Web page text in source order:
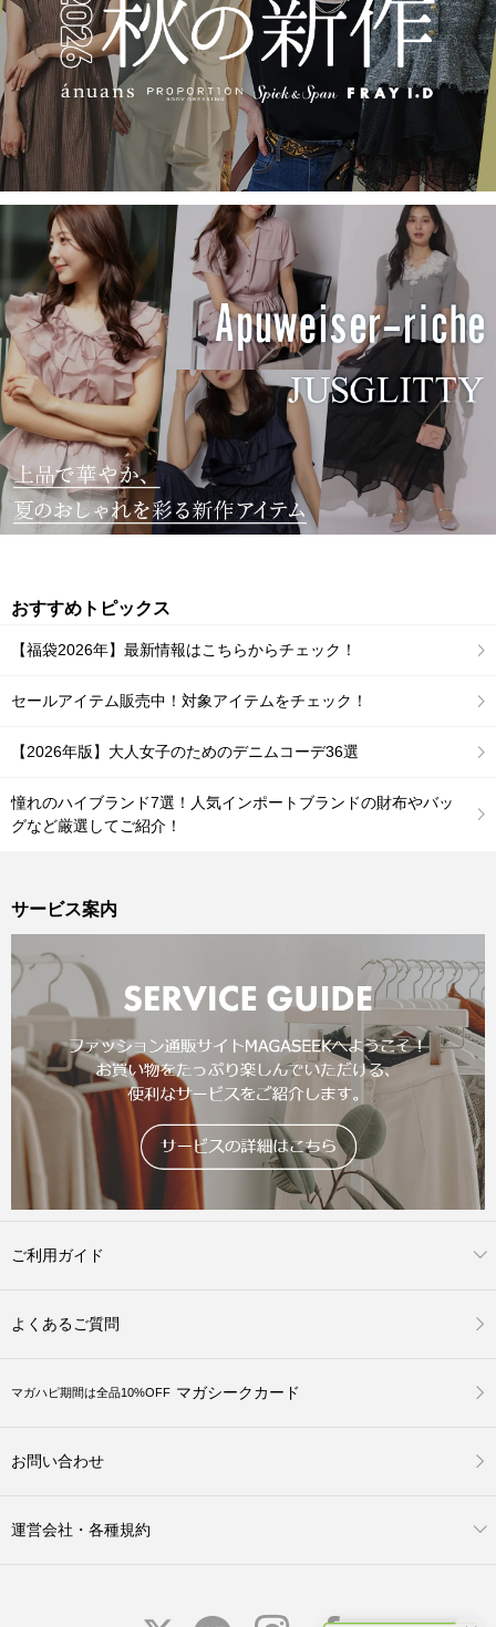
おすすめトピックス
【福袋2026年】最新情報はこちらからチェック！
セールアイテム販売中！対象アイテムをチェック！
【2026年版】大人女子のためのデニムコーデ36選
憧れのハイブランド7選！人気インポートブランドの財布やバッ
グなど厳選してご紹介！
サービス案内
ご利用ガイド
よくあるご質問
マガハピ期間は全品10%OFF マガシークカード
お問い合わせ
運営会社・各種規約